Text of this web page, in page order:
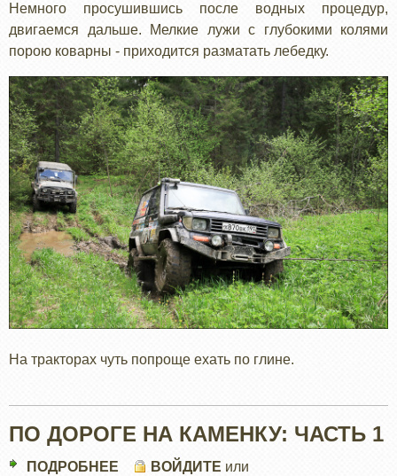
КАМЕНКУ:
ЧАСТЬ
2
Немного просушившись после водных процедур,
двигаемся дальше. Мелкие лужи с глубокими колями
порою коварны - приходится разматать лебедку.
На тракторах чуть попроще ехать по глине.
ПО ДОРОГЕ НА КАМЕНКУ: ЧАСТЬ 1
ПОДРОБНЕЕ ВОЙДИТЕ или